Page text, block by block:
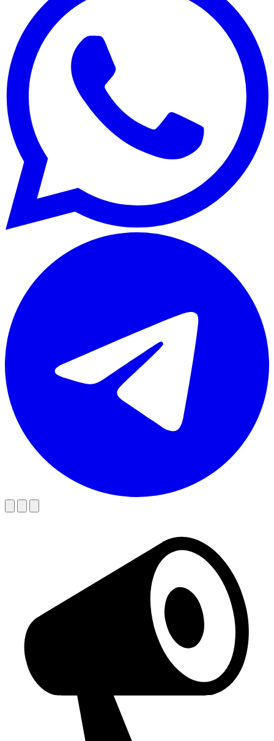
Charger la vidéo
En cliquant, vous acceptez le chargement de contenu depuis un
service externe.